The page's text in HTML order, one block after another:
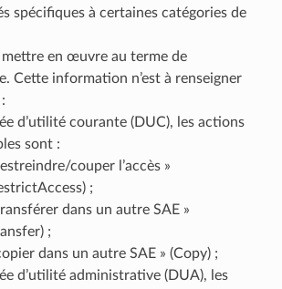
spécifiques à certaines catégories de
mettre en œuvre au terme de
Cette information n’est à renseigner
d’utilité courante (DUC), les actions
sont :
couper l’accès »
;
dans un autre SAE »
;
dans un autre SAE » (Copy) ;
d’utilité administrative (DUA), les